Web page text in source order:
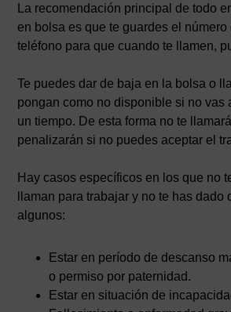
La recomendación principal de todo
en bolsa es que te guardes el número
teléfono para que cuando te llamen,
Te puedes dar de baja en la bolsa o
pongan como no disponible si no vas
un tiempo. De esta forma no te
penalizarán si no puedes aceptar el
Hay casos específicos en los que no
llaman para trabajar y no te has dado
algunos:
Estar en período de descanso
o permiso por paternidad.
Estar en situación de